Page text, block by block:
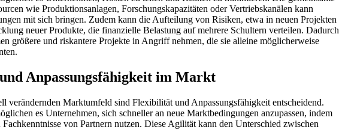
wie Produktionsanlagen, Forschungskapazitäten oder Vertriebskanälen kann
mit sich bringen. Zudem kann die Aufteilung von Risiken, etwa in neuen Projekten
neuer Produkte, die finanzielle Belastung auf mehrere Schultern verteilen. Dadurch
größere und riskantere Projekte in Angriff nehmen, die sie alleine möglicherweise
Anpassungsfähigkeit im Markt
verändernden Marktumfeld sind Flexibilität und Anpassungsfähigkeit entscheidend.
es Unternehmen, sich schneller an neue Marktbedingungen anzupassen, indem
Fachkenntnisse von Partnern nutzen. Diese Agilität kann den Unterschied zwischen